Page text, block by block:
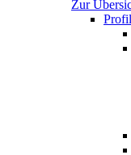
Zur
Profil